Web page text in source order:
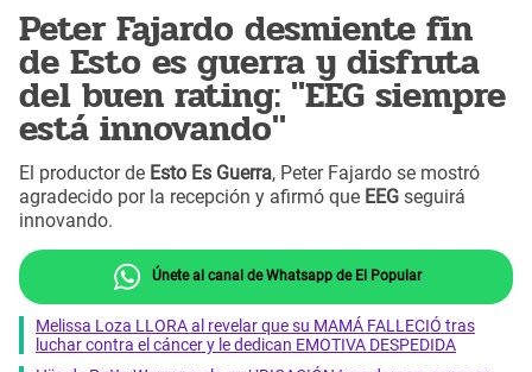
Peter Fajardo desmiente fin
de Esto es guerra y disfruta
del buen rating: "EEG siempre
está innovando"
El productor de Esto Es Guerra, Peter Fajardo se mostró
agradecido por la recepción y afirmó que EEG seguirá
innovando.
Únete al canal de Whatsapp de El Popular
Melissa Loza LLORA al revelar que su MAMÁ FALLECIÓ tras
luchar contra el cáncer y le dedican EMOTIVA DESPEDIDA